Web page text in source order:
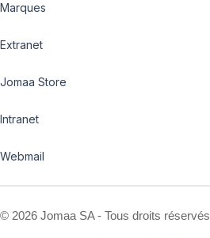
Marques
Extranet
Jomaa Store
Intranet
Webmail
© 2026 Jomaa SA - Tous droits réservés